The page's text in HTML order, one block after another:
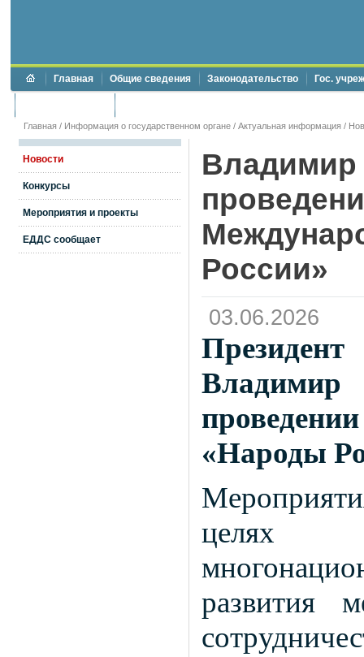
Главная Общие сведения Законодательство Гос.
Главная / Информация о государственном органе / Актуальная информация /
Новости
Конкурсы
Мероприятия и проекты
ЕДДС сообщает
Владимир
России»
03.06.2026
«Народы
целях
развития